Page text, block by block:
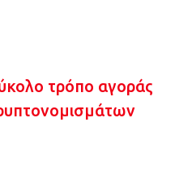
τρόπο αγοράς